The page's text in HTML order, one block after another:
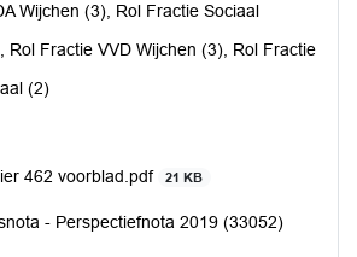
Wijchen (3), Rol Fractie Sociaal
Rol Fractie VVD Wijchen (3), Rol Fractie
(2)
462 voorblad.pdf
21 KB
- Perspectiefnota 2019 (33052)